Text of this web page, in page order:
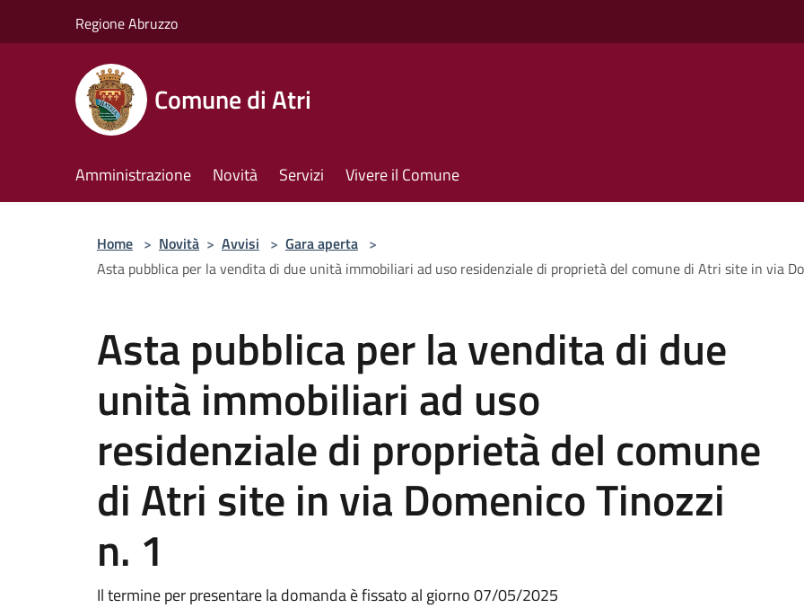
Regione Abruzzo
Comune di Atri
Amministrazione Novità Servizi Vivere il Comune
Home > Novità > Avvisi > Gara aperta >
Asta pubblica per la vendita di due unità immobiliari ad uso residenziale di proprietà del comune di Atri site in via
Asta pubblica per la vendita di due
unità immobiliari ad uso
residenziale di proprietà del comune
di Atri site in via Domenico Tinozzi
n. 1
Il termine per presentare la domanda è fissato al giorno 07/05/2025